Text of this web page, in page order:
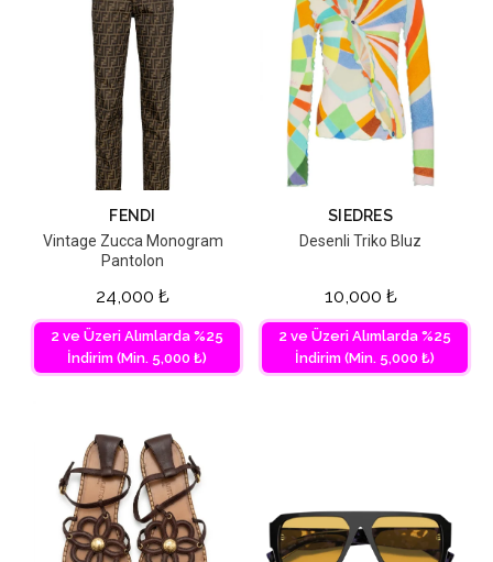
FENDI
Vintage Zucca Monogram
Pantolon
24,000 ₺
2 ve Üzeri Alımlarda %25
İndirim (Min. 5,000 ₺)
SIEDRES
Desenli Triko Bluz
10,000 ₺
2 ve Üzeri Alımlarda %25
İndirim (Min. 5,000 ₺)